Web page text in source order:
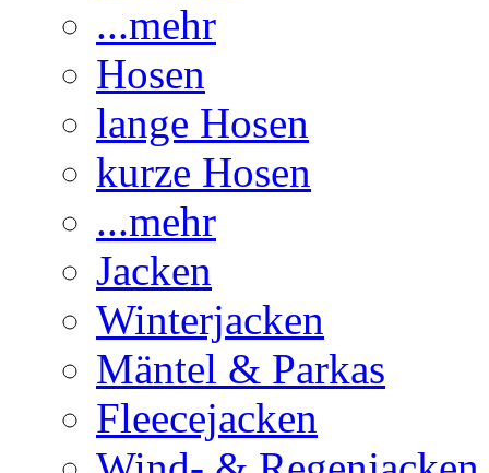
...mehr
Hosen
lange Hosen
kurze Hosen
...mehr
Jacken
Winterjacken
Mäntel & Parkas
Fleecejacken